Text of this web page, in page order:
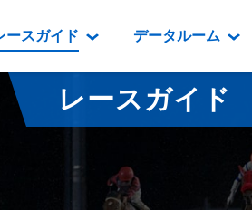
ースガイド
レース情報
データルーム
ム
調教師紹介
映像コン
重
重
レ
レースガイド